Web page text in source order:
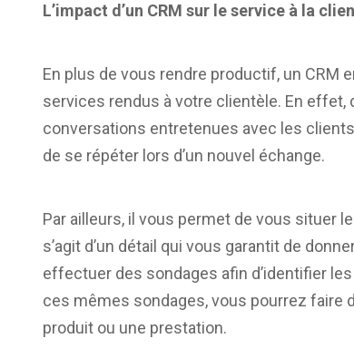
L’impact d’un CRM sur le service à la
En plus de vous rendre productif, un CRM
services rendus à votre clientèle. En effet,
conversations entretenues avec les
de se répéter lors d’un nouvel échange.
Par ailleurs, il vous permet de vous situer
s’agit d’un détail qui vous garantit de
effectuer des sondages afin d’identifier
ces mêmes sondages, vous pourrez faire
produit ou une prestation.